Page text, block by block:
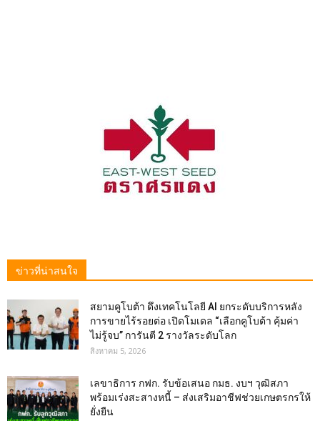
ข่าวที่น่าสนใจ
สยามคูโบต้า ดึงเทคโนโลยี AI ยกระดับบริการหลัง
การขายไร้รอยต่อ เปิดโมเดล “เลือกคูโบต้า คุ้มค่า
ไม่รู้จบ” การันตี 2 รางวัลระดับโลก
สิงหาคม 5, 2026
เลขาธิการ กฟก. รับข้อเสนอ กมธ. งบฯ วุฒิสภา
พร้อมเร่งสะสางหนี้ – ส่งเสริมอาชีฟช่วยเกษตรกรให้
ยั่งยืน